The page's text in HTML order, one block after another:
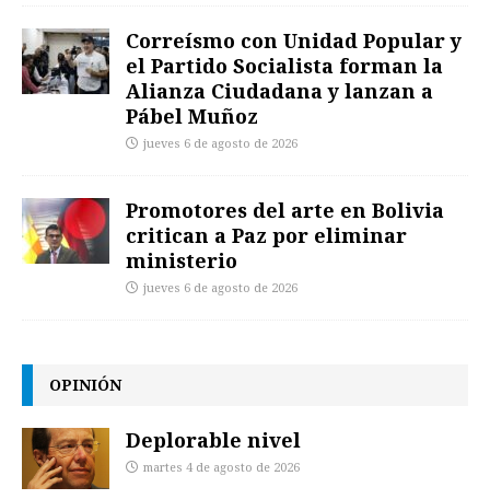
Correísmo con Unidad Popular y
el Partido Socialista forman la
Alianza Ciudadana y lanzan a
Pábel Muñoz
jueves 6 de agosto de 2026
Promotores del arte en Bolivia
critican a Paz por eliminar
ministerio
jueves 6 de agosto de 2026
OPINIÓN
Deplorable nivel
martes 4 de agosto de 2026